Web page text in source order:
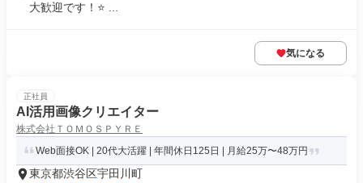
大歓迎です！⭐ ...
気になる
正社員
AI活用画像クリエイター
株式会社ＴＯＭＯＳＰＹＲＥ
Web面接OK | 20代大活躍 | 年間休日125日 | 月給25万〜48万円
東京都渋谷区宇田川町